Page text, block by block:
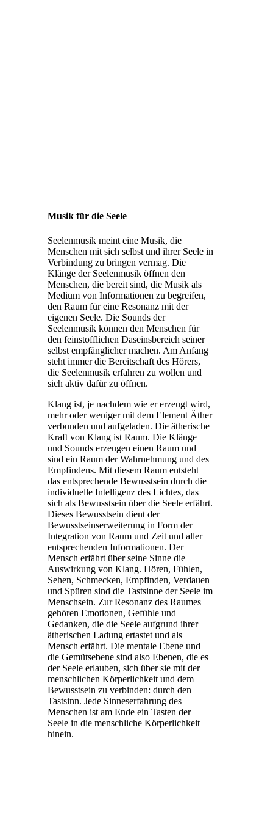
Musik für die Seele
Seelenmusik meint eine Musik, die
Menschen mit sich selbst und ihrer Seele in
Verbindung zu bringen vermag. Die
Klänge der Seelenmusik öffnen den
Menschen, die bereit sind, die Musik als
Medium von Informationen zu begreifen,
den Raum für eine Resonanz mit der
eigenen Seele. Die Sounds der
Seelenmusik können den Menschen für
den feinstofflichen Daseinsbereich seiner
selbst empfänglicher machen. Am Anfang
steht immer die Bereitschaft des Hörers,
die Seelenmusik erfahren zu wollen und
sich aktiv dafür zu öffnen.
Klang ist, je nachdem wie er erzeugt wird,
mehr oder weniger mit dem Element Äther
verbunden und aufgeladen. Die ätherische
Kraft von Klang ist Raum. Die Klänge
und Sounds erzeugen einen Raum und
sind ein Raum der Wahrnehmung und des
Empfindens. Mit diesem Raum entsteht
das entsprechende Bewusstsein durch die
individuelle Intelligenz des Lichtes, das
sich als Bewusstsein über die Seele erfährt.
Dieses Bewusstsein dient der
Bewusstseinserweiterung in Form der
Integration von Raum und Zeit und aller
entsprechenden Informationen. Der
Mensch erfährt über seine Sinne die
Auswirkung von Klang. Hören, Fühlen,
Sehen, Schmecken, Empfinden, Verdauen
und Spüren sind die Tastsinne der Seele im
Menschsein. Zur Resonanz des Raumes
gehören Emotionen, Gefühle und
Gedanken, die die Seele aufgrund ihrer
ätherischen Ladung ertastet und als
Mensch erfährt. Die mentale Ebene und
die Gemütsebene sind also Ebenen, die es
der Seele erlauben, sich über sie mit der
menschlichen Körperlichkeit und dem
Bewusstsein zu verbinden: durch den
Tastsinn. Jede Sinneserfahrung des
Menschen ist am Ende ein Tasten der
Seele in die menschliche Körperlichkeit
hinein.